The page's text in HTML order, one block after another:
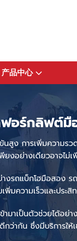
产品中心
อร์กลิฟต์มื
นสูง การเพิ่มความรว
ยงอย่างเดียวอาจไม่
งรถแบ็กโฮมือสอง ร
มความเร็วและประสิ
ามาเป็นตัวช่วยได้อย่า
กว่ากัน ซึ่งมีบริการใ